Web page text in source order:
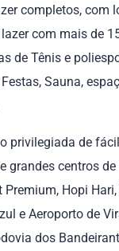
completos, com
com mais de
de Tênis e
Sauna,
privilegiada de
grandes centros
Hopi
e Aeroporto de
dos